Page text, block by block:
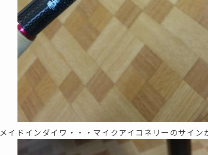
メイドインダイワ・・・マイクアイコネリーのサイン